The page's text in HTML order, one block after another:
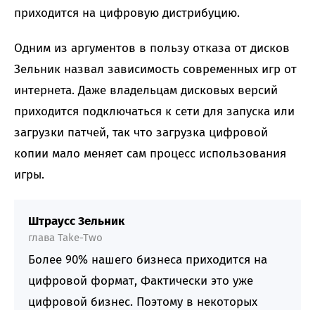
приходится на цифровую дистрибуцию.
Одним из аргументов в пользу отказа от дисков
Зельник назвал зависимость современных игр от
интернета. Даже владельцам дисковых версий
приходится подключаться к сети для запуска или
загрузки патчей, так что загрузка цифровой
копии мало меняет сам процесс использования
игры.
Штраусс Зельник
глава Take-Two
Более 90% нашего бизнеса приходится на
цифровой формат, Фактически это уже
цифровой бизнес. Поэтому в некоторых